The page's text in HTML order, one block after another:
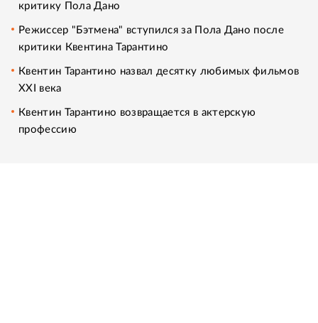
критику Пола Дано
Режиссер "Бэтмена" вступился за Пола Дано после
критики Квентина Тарантино
Квентин Тарантино назвал десятку любимых фильмов
XXI века
Квентин Тарантино возвращается в актерскую
профессию